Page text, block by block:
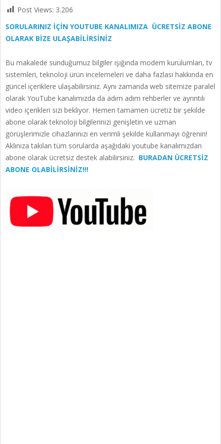
Post Views: 3.206
SORULARINIZ İÇİN YOUTUBE KANALIMIZA ÜCRETSİZ ABONE
OLARAK BİZE ULAŞABİLİRSİNİZ
Bu makalede sunduğumuz bilgiler ışığında modem kurulumları, tv
sistemleri, teknoloji ürün incelemeleri ve daha fazlası hakkında en
güncel içeriklere ulaşabilirsiniz. Aynı zamanda web sitemize paralel
olarak YouTube kanalımızda da adım adım rehberler ve ayrıntılı
video içerikleri sizi bekliyor. Hemen tamamen ücretiz bir şekilde
abone olarak teknoloji bilgilerinizi genişletin ve uzman
görüşlerimizle cihazlarınızı en verimli şekilde kullanmayı öğrenin!
Aklınıza takılan tüm sorularda aşağıdaki youtube kanalımızdan
abone olarak ücretsiz destek alabilirsiniz. BURADAN ÜCRETSİZ
ABONE OLABİLİRSİNİZ!!!